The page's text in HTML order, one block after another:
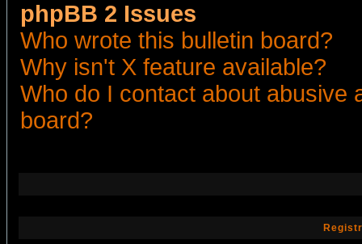
phpBB 2 Issues
Who wrote this bulletin board?
Why isn't X feature available?
Who do I contact about abusive
board?